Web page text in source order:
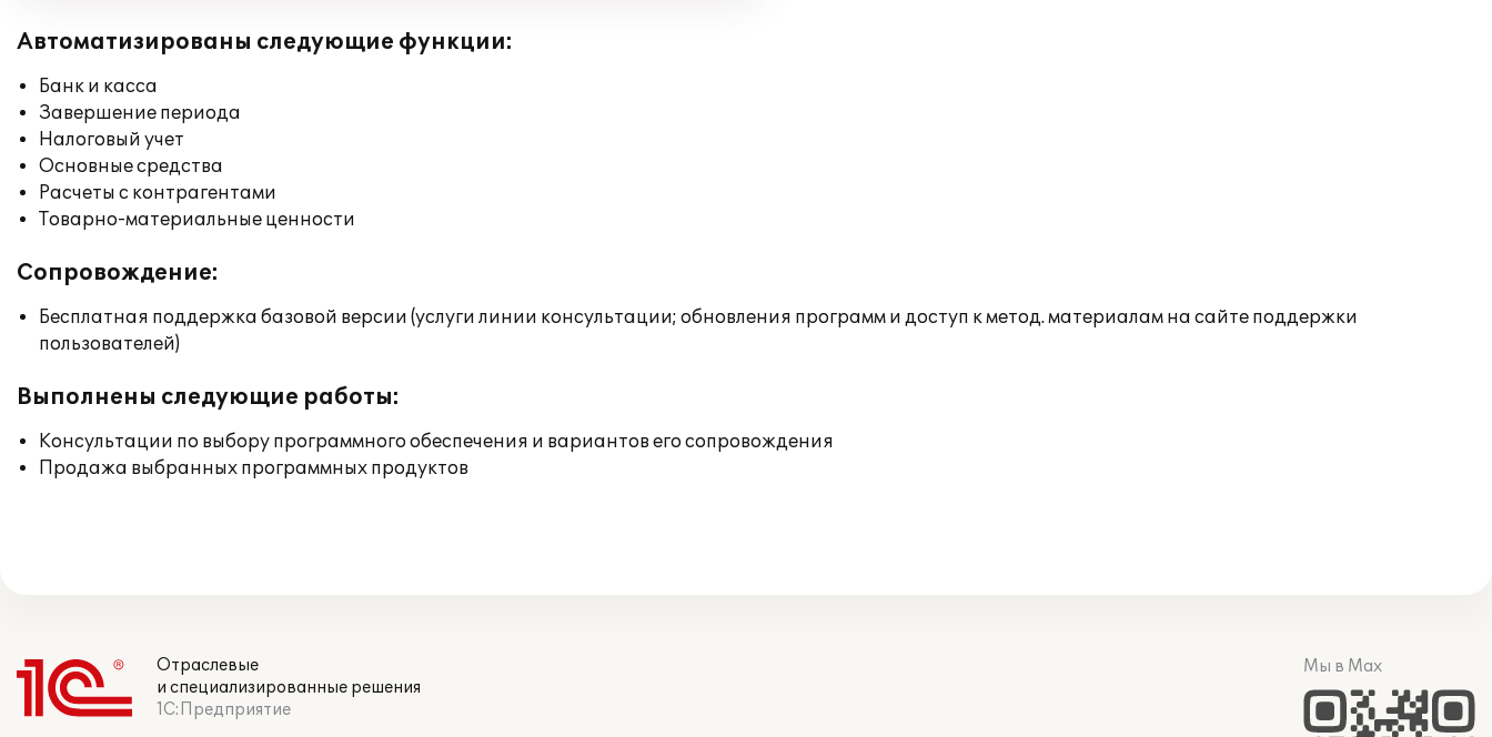
Автоматизированы следующие функции:
Банк и касса
Завершение периода
Налоговый учет
Основные средства
Расчеты с контрагентами
Товарно-материальные ценности
Сопровождение:
Бесплатная поддержка базовой версии (услуги линии консультации; обновления программ и доступ к метод. материалам на сайте поддержки
пользователей)
Выполнены следующие работы:
Консультации по выбору программного обеспечения и вариантов его сопровождения
Продажа выбранных программных продуктов
Отраслевые
и специализированные решения
1С:Предприятие
Мы в Max